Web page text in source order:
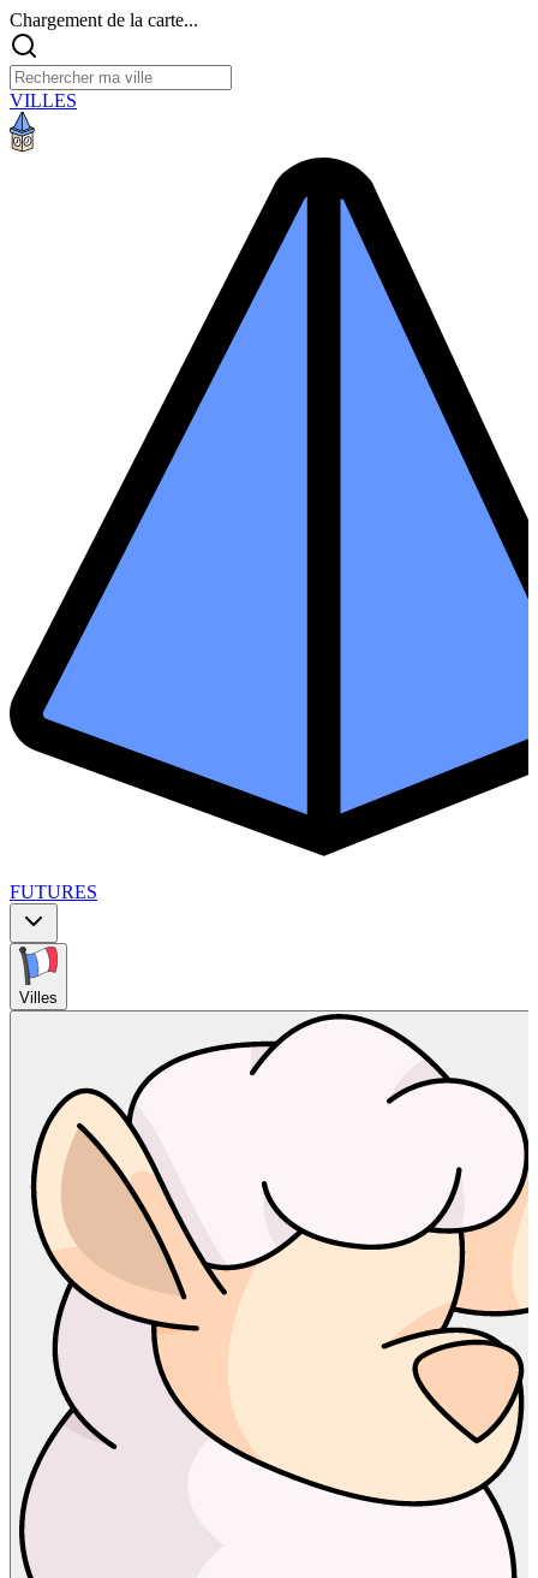
Chargement de la carte...
VILLES
FUTURES
Villes